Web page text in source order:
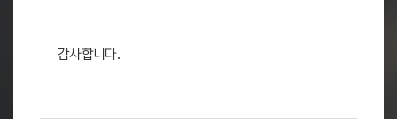
감사합니다.